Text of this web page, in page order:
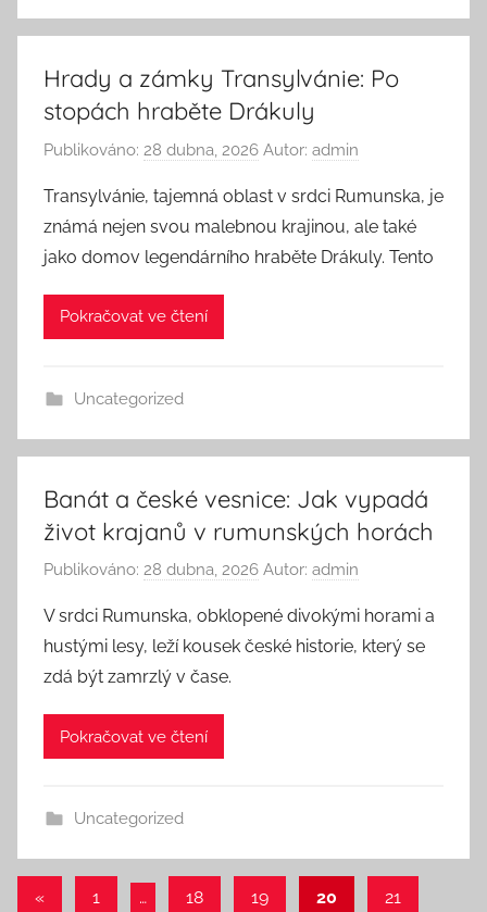
Hrady a zámky Transylvánie: Po
stopách hraběte Drákuly
Publikováno: 28 dubna, 2026 Autor: admin
Transylvánie, tajemná oblast v srdci Rumunska, je
známá nejen svou malebnou krajinou, ale také
jako domov legendárního hraběte Drákuly. Tento
Pokračovat ve čtení
Uncategorized
Banát a české vesnice: Jak vypadá
život krajanů v rumunských horách
Publikováno: 28 dubna, 2026 Autor: admin
V srdci Rumunska, obklopené divokými horami a
hustými lesy, leží kousek české historie, který se
zdá být zamrzlý v čase.
Pokračovat ve čtení
Uncategorized
Stránkování
«Předchozí
1 … 18 19 20 21